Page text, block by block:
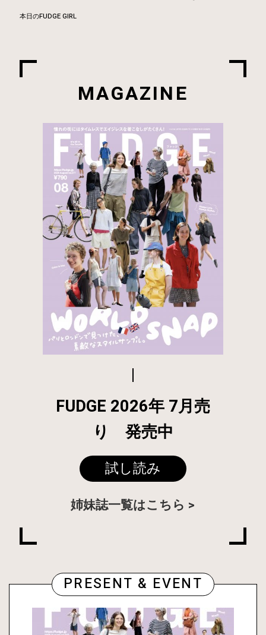
本日のFUDGE GIRL
MAGAZINE
FUDGE 2026年 7月売
り 発売中
試し読み
姉妹誌一覧はこちら
PRESENT & EVENT